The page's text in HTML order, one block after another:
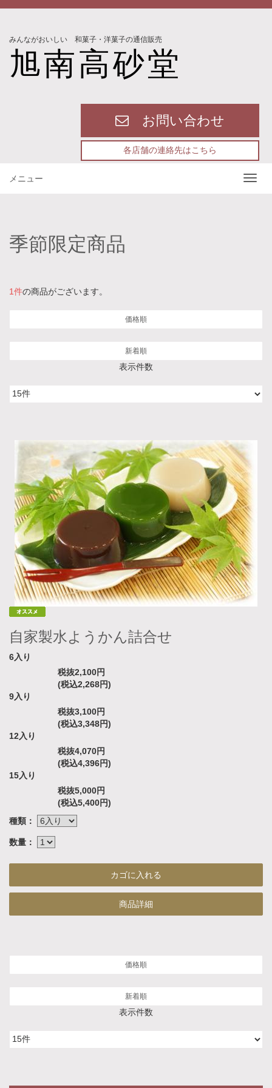
みんながおいしい 和菓子・洋菓子の通信販売
旭南高砂堂
お問い合わせ
各店舗の連絡先はこちら
メニュー
季節限定商品
1件の商品がございます。
価格順
新着順
表示件数
自家製水ようかん詰合せ
6入り
税抜2,100円
(税込2,268円)
9入り
税抜3,100円
(税込3,348円)
12入り
税抜4,070円
(税込4,396円)
15入り
税抜5,000円
(税込5,400円)
種類：
数量：
商品詳細
価格順
新着順
表示件数